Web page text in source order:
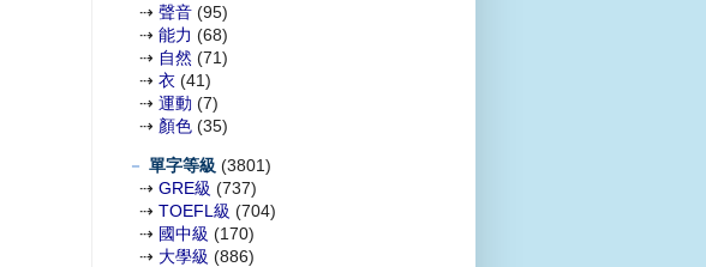
⇢ 聲音 (95)
⇢ 能力 (68)
⇢ 自然 (71)
⇢ 衣 (41)
⇢ 運動 (7)
⇢ 顏色 (35)
－ 單字等級 (3801)
⇢ GRE級 (737)
⇢ TOEFL級 (704)
⇢ 國中級 (170)
⇢ 大學級 (886)